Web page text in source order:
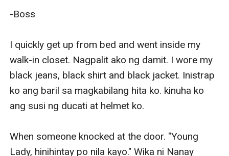
-Boss
I quickly get up from bed and went inside my
walk-in closet. Nagpalit ako ng damit. I wore my
black jeans, black shirt and black jacket. Inistrap
ko ang baril sa magkabilang hita ko. kinuha ko
ang susi ng ducati at helmet ko.
When someone knocked at the door. "Young
Lady, hinihintay po nila kayo." Wika ni Nanay